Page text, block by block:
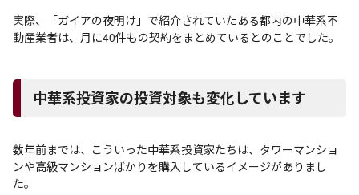
実際、「ガイアの夜明け」で紹介されていたある都内の中華系不
動産業者は、月に40件もの契約をまとめているとのことでした。
中華系投資家の投資対象も変化しています
数年前までは、こういった中華系投資家たちは、タワーマンショ
ンや高級マンションばかりを購入しているイメージがありまし
た。